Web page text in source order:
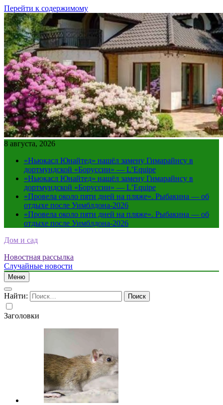
Перейти к содержимому
8 августа, 2026
«Ньюкасл Юнайтед» нашёл замену Гимарайнсу в
дортмундской «Боруссии» — L’Equipe
«Ньюкасл Юнайтед» нашёл замену Гимарайнсу в
дортмундской «Боруссии» — L’Equipe
«Провела около пяти дней на пляже». Рыбакина — об
отдыхе после Уимблдона-2026
«Провела около пяти дней на пляже». Рыбакина — об
отдыхе после Уимблдона-2026
Дом и сад
Новостная рассылка
Случайные новости
Меню
Найти:
Заголовки